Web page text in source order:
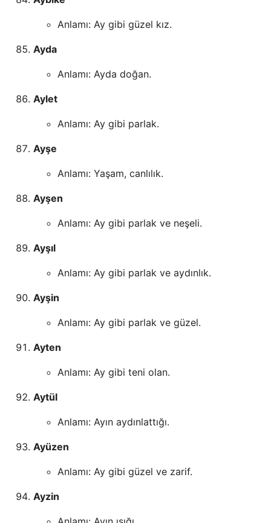
Anlamı: Ay gibi güzel kız.
Ayda
Anlamı: Ayda doğan.
Aylet
Anlamı: Ay gibi parlak.
Ayşe
Anlamı: Yaşam, canlılık.
Ayşen
Anlamı: Ay gibi parlak ve neşeli.
Ayşıl
Anlamı: Ay gibi parlak ve aydınlık.
Ayşin
Anlamı: Ay gibi parlak ve güzel.
Ayten
Anlamı: Ay gibi teni olan.
Aytül
Anlamı: Ayın aydınlattığı.
Ayüzen
Anlamı: Ay gibi güzel ve zarif.
Ayzin